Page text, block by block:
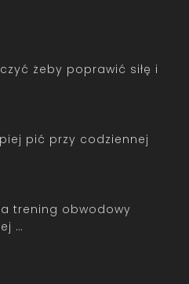
żeby poprawić siłę i
pić przy codziennej
trening obwodowy
…